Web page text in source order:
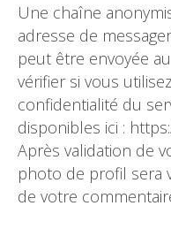
Une chaîne
adresse de
peut être envoyée
vérifier si vous
confidentialité du
disponibles ici :
Après validation de
photo de profil sera
de votre